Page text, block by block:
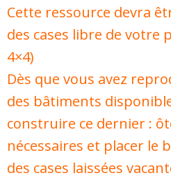
Cette ressource devra
des cases libre de votre
4×4)
Dès que vous avez
des bâtiments
construire ce dernier :
nécessaires et placer le
des cases laissées